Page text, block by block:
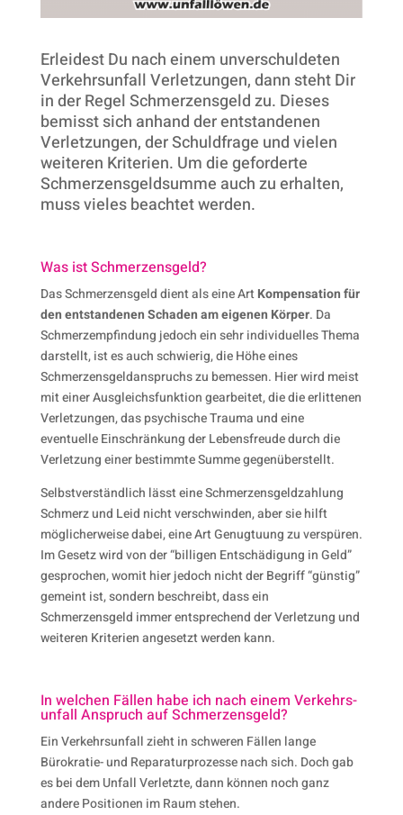
Erleidest Du nach einem unverschuldeten
Verkehrsunfall Verletzungen, dann steht Dir
in der Regel Schmerzensgeld zu. Dieses
bemisst sich anhand der entstandenen
Verletzungen, der Schuldfrage und vielen
weiteren Kriterien. Um die geforderte
Schmerzensgeldsumme auch zu erhalten,
muss vieles beachtet werden.
Was ist Schmerzens­geld?
Das Schmerzensgeld dient als eine ArtKompensation für
den entstandenen Schaden am eigenen Körper. Da
Schmerzempfindung jedoch ein sehr individuelles Thema
darstellt, ist es auch schwierig, die Höhe eines
Schmerzensgeldanspruchs zu bemessen. Hier wird meist
mit einer Ausgleichsfunktion gearbeitet, die die erlittenen
Verletzungen, das psychische Trauma und eine
eventuelle Einschränkung der Lebensfreude durch die
Verletzung einer bestimmte Summe gegenüberstellt.
Selbstverständlich lässt eine Schmerzensgeldzahlung
Schmerz und Leid nicht verschwinden, aber sie hilft
möglicherweise dabei, eine Art Genugtuung zu verspüren.
Im Gesetz wird von der “billigen Entschädigung in Geld”
gesprochen, womit hier jedoch nicht der Begriff “günstig”
gemeint ist, sondern beschreibt, dass ein
Schmerzensgeld immer entsprechend der Verletzung und
weiteren Kriterien angesetzt werden kann.
In welchen Fällen habe ich nach einem Verkehrs­
unfall Anspruch auf Schmerzens­geld?
Ein Verkehrsunfall zieht in schweren Fällen lange
Bürokratie- und Reparaturprozesse nach sich. Doch gab
es bei dem Unfall Verletzte, dann können noch ganz
andere Positionen im Raum stehen.